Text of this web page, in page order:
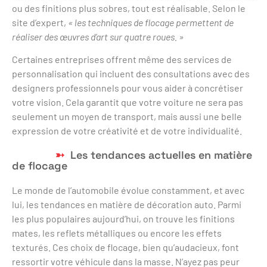
ou des finitions plus sobres, tout est réalisable. Selon le
site d’expert, « les techniques de flocage permettent de
réaliser des œuvres d’art sur quatre roues. »
Certaines entreprises offrent même des services de
personnalisation qui incluent des consultations avec des
designers professionnels pour vous aider à concrétiser
votre vision. Cela garantit que votre voiture ne sera pas
seulement un moyen de transport, mais aussi une belle
expression de votre créativité et de votre individualité.
Les tendances actuelles en matière
de flocage
Le monde de l’automobile évolue constamment, et avec
lui, les tendances en matière de décoration auto. Parmi
les plus populaires aujourd’hui, on trouve les finitions
mates, les reflets métalliques ou encore les effets
texturés. Ces choix de flocage, bien qu’audacieux, font
ressortir votre véhicule dans la masse. N’ayez pas peur